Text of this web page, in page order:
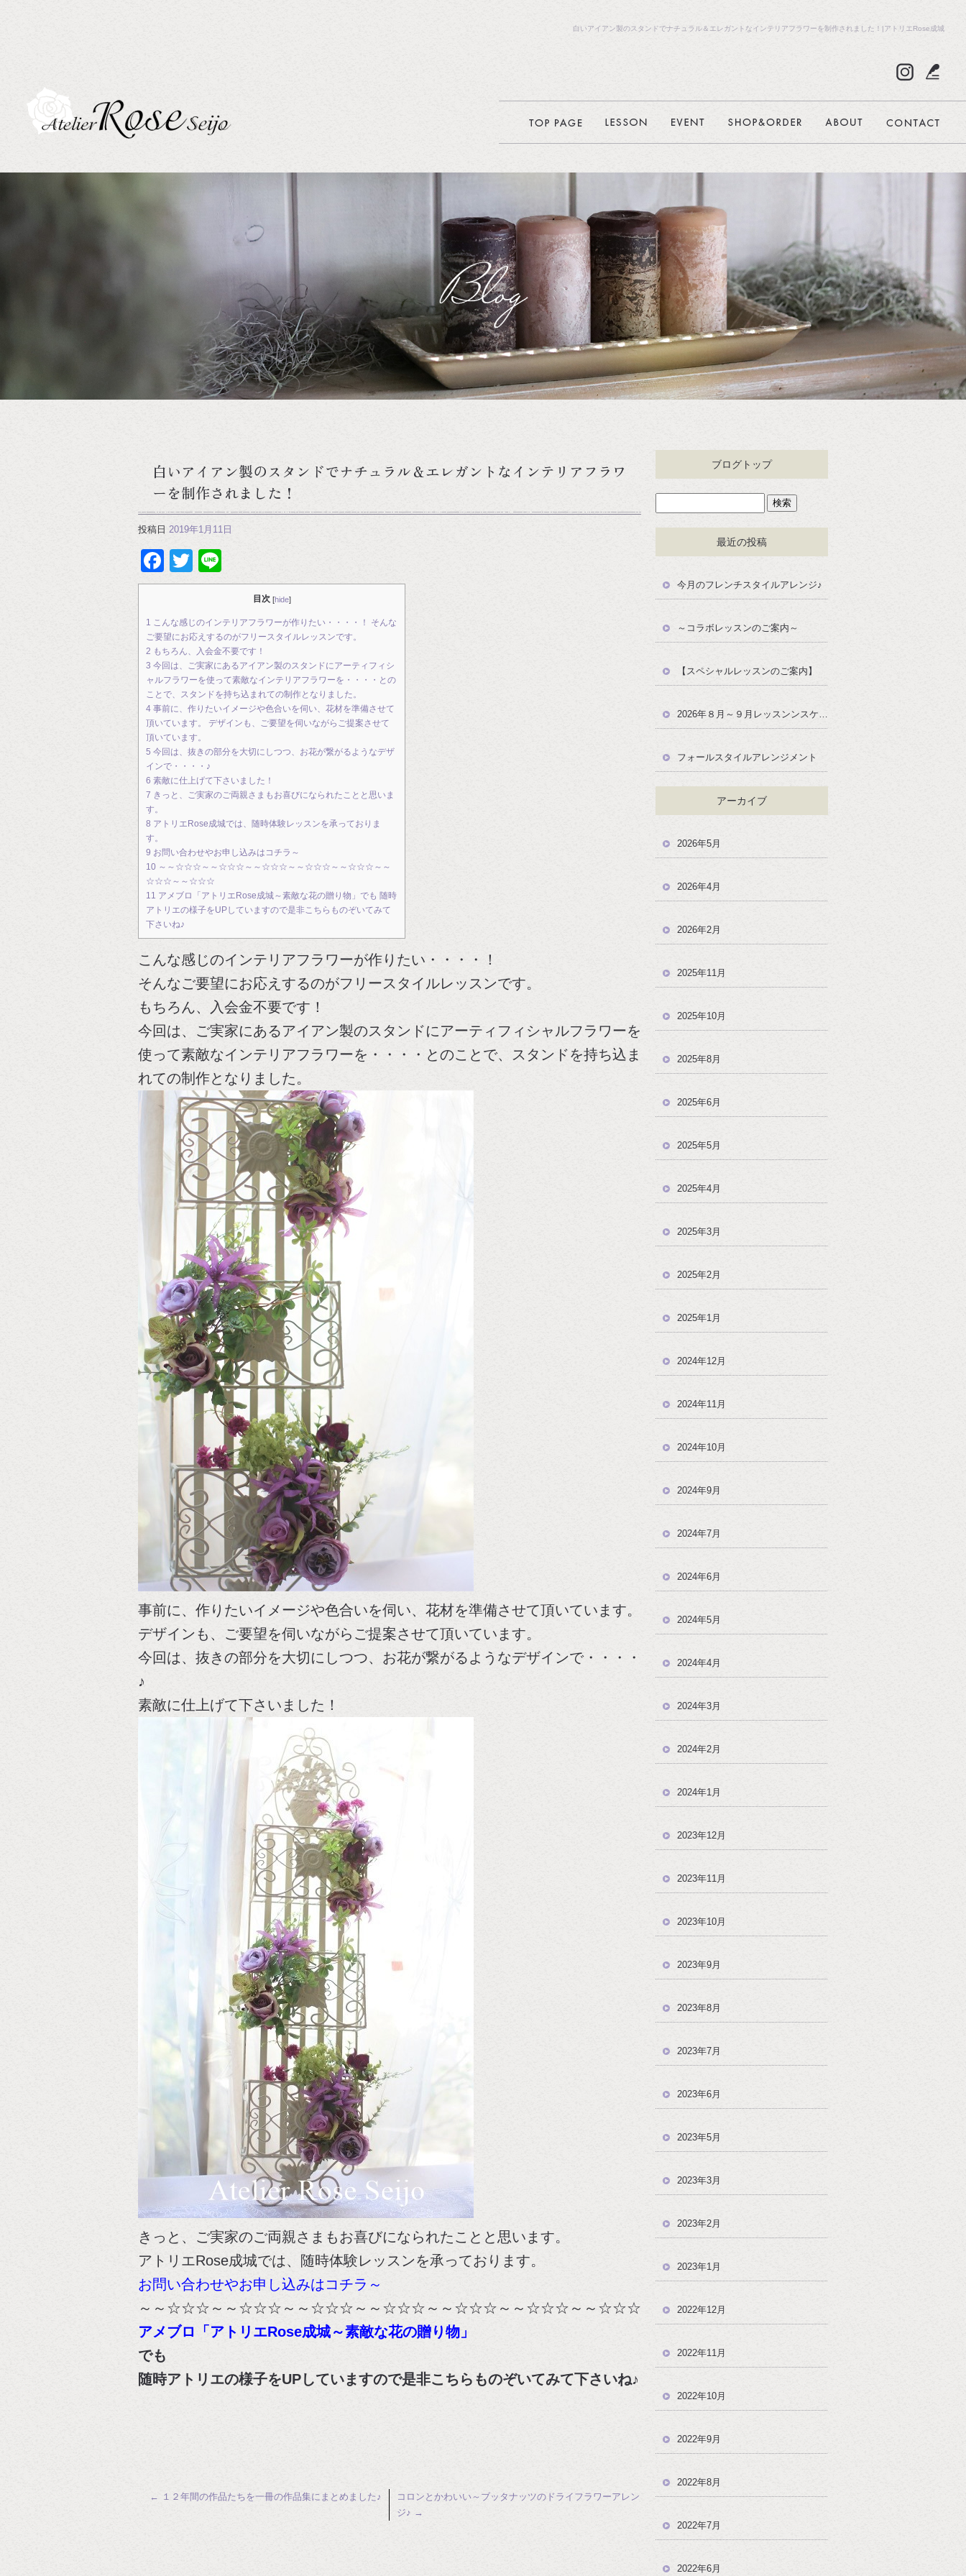
白いアイアン製のスタンドでナチュラル＆エレガントなインテリアフラワーを制作されました！|アトリエRose成城
白いアイアン製のスタンドでナチュラル＆エレガントなインテリアフラワ
ーを制作されました！
投稿日 2019年1月11日
Facebook
Twitter
目次 [hide]
1
こんな感じのインテリアフラワーが作りたい・・・・！ そんな
ご要望にお応えするのがフリースタイルレッスンです。
2 もちろん、入会金不要です！
3 今回は、ご実家にあるアイアン製のスタンドにアーティフィシ
ャルフラワーを使って素敵なインテリアフラワーを・・・・との
ことで、スタンドを持ち込まれての制作となりました。
4 事前に、作りたいイメージや色合いを伺い、花材を準備させて
頂いています。 デザインも、ご要望を伺いながらご提案させて
頂いています。
5 今回は、抜きの部分を大切にしつつ、お花が繋がるようなデザ
インで・・・・♪
6 素敵に仕上げて下さいました！
7 きっと、ご実家のご両親さまもお喜びになられたことと思いま
す。
8 アトリエRose成城では、随時体験レッスンを承っておりま
す。
9 お問い合わせやお申し込みはコチラ～
10 ～～☆☆☆～～☆☆☆～～☆☆☆～～☆☆☆～～☆☆☆～～
☆☆☆～～☆☆☆
11 アメブロ「アトリエRose成城～素敵な花の贈り物」でも 随時
アトリエの様子をUPしていますので是非こちらものぞいてみて
下さいね♪
こんな感じのインテリアフラワーが作りたい・・・・！
そんなご要望にお応えするのがフリースタイルレッスンです。
もちろん、入会金不要です！
今回は、ご実家にあるアイアン製のスタンドにアーティフィシャルフラワーを
使って素敵なインテリアフラワーを・・・・とのことで、スタンドを持ち込ま
れての制作となりました。
事前に、作りたいイメージや色合いを伺い、花材を準備させて頂いています。
デザインも、ご要望を伺いながらご提案させて頂いています。
今回は、抜きの部分を大切にしつつ、お花が繋がるようなデザインで・・・・
♪
素敵に仕上げて下さいました！
きっと、ご実家のご両親さまもお喜びになられたことと思います。
アトリエRose成城では、随時体験レッスンを承っております。
お問い合わせやお申し込みはコチラ～
～～☆☆☆～～☆☆☆～～☆☆☆～～☆☆☆～～☆☆☆～～☆☆☆～～☆☆☆
アメブロ「アトリエRose成城～素敵な花の贈り物」
でも
随時アトリエの様子をUPしていますので是非こちらものぞいてみて下さいね♪
← １２年間の作品たちを一冊の作品集にまとめました♪
コロンとかわいい～ブッタナッツのドライフラワーアレン
ジ♪ →
ブログトップ
最近の投稿
今月のフレンチスタイルアレンジ♪
～コラボレッスンのご案内～
【スペシャルレッスンのご案内】
フォールスタイルアレンジメント
アーカイブ
2026年5月
2026年4月
2026年2月
2025年11月
2025年10月
2025年8月
2025年6月
2025年5月
2025年4月
2025年3月
2025年2月
2025年1月
2024年12月
2024年11月
2024年10月
2024年9月
2024年7月
2024年6月
2024年5月
2024年4月
2024年3月
2024年2月
2024年1月
2023年12月
2023年11月
2023年10月
2023年9月
2023年8月
2023年7月
2023年6月
2023年5月
2023年3月
2023年2月
2023年1月
2022年12月
2022年11月
2022年10月
2022年9月
2022年8月
2022年7月
2022年6月